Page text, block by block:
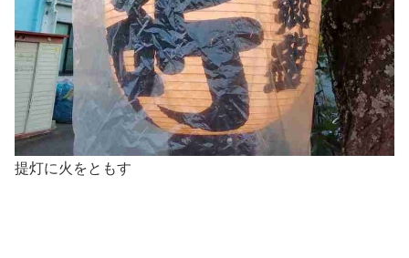
提灯に火をともす